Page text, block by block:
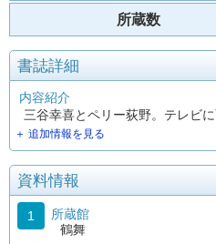
所蔵数
書誌詳細
内容紹介
三谷幸喜とペリー荻野。テレビ
＋ 追加情報を見る
資料情報
1
所蔵館
鶴舞